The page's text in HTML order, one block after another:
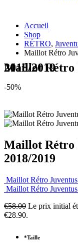
Accueil
Shop
RÉTRO,
Maillot Rétro
Maillot Rétro Juventus Domicile 2018/2019
-50%
Maillot Rétro
2018/2019
Maillot Rétro
Maillot Rétro
€58.00 Le prix initial
€28.90.
*Taille